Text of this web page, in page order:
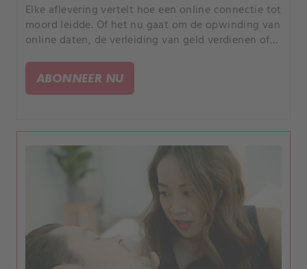
Elke aflevering vertelt hoe een online connectie tot
moord leidde. Of het nu gaat om de opwinding van
online daten, de verleiding van geld verdienen of
anders, maar iedereen heeft een tragisch einde.
ABONNEER NU